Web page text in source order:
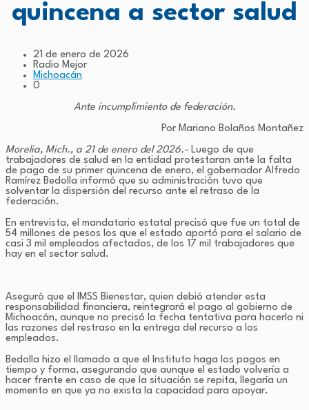
quincena a sector salud
21 de enero de 2026
Radio Mejor
Michoacán
0
Ante incumplimiento de federación.
Por Mariano Bolaños Montañez
Morelia, Mich., a 21 de enero del 2026.- Luego de que
trabajadores de salud en la entidad protestaran ante la falta
de pago de su primer quincena de enero, el gobernador Alfredo
Ramírez Bedolla informó que su administración tuvo que
solventar la dispersión del recurso ante el retraso de la
federación.
En entrevista, el mandatario estatal precisó que fue un total de
54 millones de pesos los que el estado aportó para el salario de
casi 3 mil empleados afectados, de los 17 mil trabajadores que
hay en el sector salud.
Aseguró que el IMSS Bienestar, quien debió atender esta
responsabilidad financiera, reintegrará el pago al gobierno de
Michoacán, aunque no precisó la fecha tentativa para hacerlo ni
las razones del restraso en la entrega del recurso a los
empleados.
Bedolla hizo el llamado a que el Instituto haga los pagos en
tiempo y forma, asegurando que aunque el estado volvería a
hacer frente en caso de que la situación se repita, llegaría un
momento en que ya no exista la capacidad para apoyar.